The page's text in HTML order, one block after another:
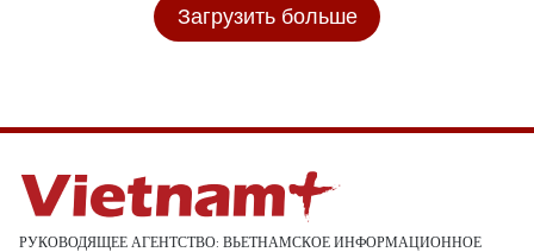
Загрузить больше
РУКОВОДЯЩЕЕ АГЕНТСТВО: ВЬЕТНАМСКОЕ ИНФОРМАЦИОННОЕ